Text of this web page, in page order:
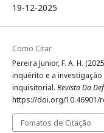
19-12-2025
Como Citar
Pereira Junior, F. A. H.
inquérito e a
inquisitorial. Revista Da
https://doi.org/10.46901/
Fomatos de Citação